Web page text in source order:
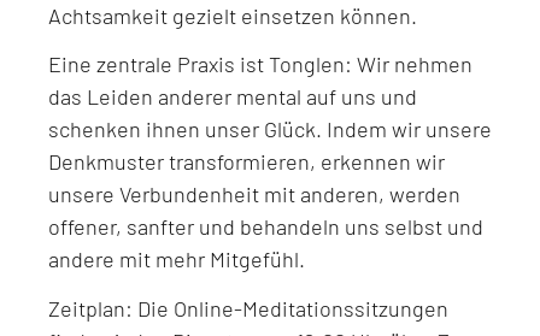
Achtsamkeit gezielt einsetzen können.
Eine zentrale Praxis ist Tonglen: Wir nehmen
das Leiden anderer mental auf uns und
schenken ihnen unser Glück. Indem wir unsere
Denkmuster transformieren, erkennen wir
unsere Verbundenheit mit anderen, werden
offener, sanfter und behandeln uns selbst und
andere mit mehr Mitgefühl.
Zeitplan: Die Online-Meditationssitzungen